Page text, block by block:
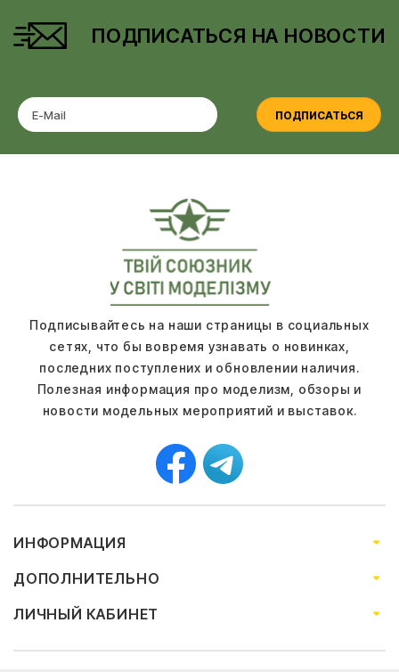
ПОДПИСАТЬСЯ НА НОВОСТИ
ПОДПИСАТЬСЯ
Подписывайтесь на наши страницы в социальных
сетях, что бы вовремя узнавать о новинках,
последних поступлених и обновлении наличия.
Полезная информация про моделизм, обзоры и
новости модельных мероприятий и выставок.
ИНФОРМАЦИЯ
ДОПОЛНИТЕЛЬНО
ЛИЧНЫЙ КАБИНЕТ